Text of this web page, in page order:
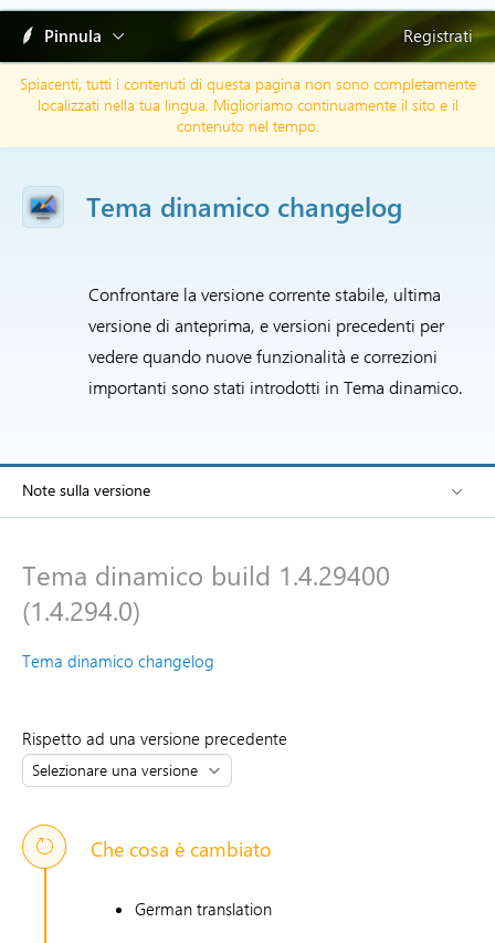
Pinnula Registrati
Spiacenti, tutti i contenuti di questa pagina non sono completamente
localizzati nella tua lingua. Miglioriamo continuamente il sito e il
contenuto nel tempo.
Tema dinamico changelog
Confrontare la versione corrente stabile, ultima
versione di anteprima, e versioni precedenti per
vedere quando nuove funzionalità e correzioni
importanti sono stati introdotti in Tema dinamico.
Note sulla versione
Tema dinamico build 1.4.29400
(1.4.294.0)
Tema dinamico changelog
Rispetto ad una versione precedente
Che cosa è cambiato
German translation